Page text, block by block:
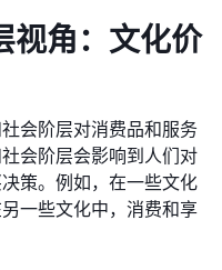
视角：文化价
会阶层对消费品和服务
会阶层会影响到人们对
策。例如，在一些文化
一些文化中，消费和享